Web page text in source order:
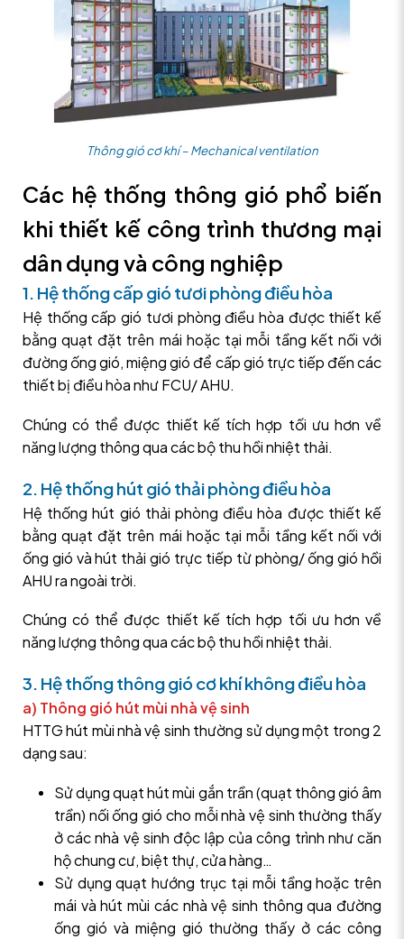
Thông gió cơ khí – Mechanical ventilation
Các hệ thống thông gió phổ biến
khi thiết kế công trình thương mại
dân dụng và công nghiệp
1. Hệ thống cấp gió tươi phòng điều hòa
Hệ thống cấp gió tươi phòng điều hòa được thiết kế
bằng quạt đặt trên mái hoặc tại mỗi tầng kết nối với
đường ống gió, miệng gió để cấp gió trực tiếp đến các
thiết bị điều hòa như FCU/ AHU.
Chúng có thể được thiết kế tích hợp tối ưu hơn về
năng lượng thông qua các bộ thu hồi nhiệt thải.
2. Hệ thống hút gió thải phòng điều hòa
Hệ thống hút gió thải phòng điều hòa được thiết kế
bằng quạt đặt trên mái hoặc tại mỗi tầng kết nối với
ống gió và hút thải gió trực tiếp từ phòng/ ống gió hồi
AHU ra ngoài trời.
Chúng có thể được thiết kế tích hợp tối ưu hơn về
năng lượng thông qua các bộ thu hồi nhiệt thải.
3. Hệ thống thông gió cơ khí không điều hòa
a) Thông gió hút mùi nhà vệ sinh
HTTG hút mùi nhà vệ sinh thường sử dụng một trong 2
dạng sau:
Sử dụng quạt hút mùi gắn trần (quạt thông gió âm
trần) nối ống gió cho mỗi nhà vệ sinh thường thấy
ở các nhà vệ sinh độc lập của công trình như căn
hộ chung cư, biệt thự, cửa hàng…
Sử dụng quạt hướng trục tại mỗi tầng hoặc trên
mái và hút mùi các nhà vệ sinh thông qua đường
ống gió và miệng gió thường thấy ở các công